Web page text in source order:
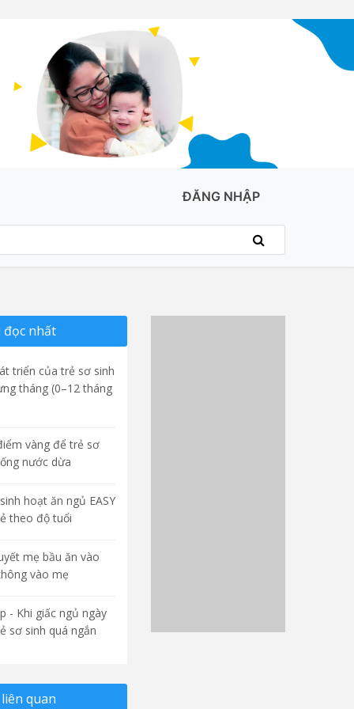
ĐĂNG NHẬP
nhất
triển của trẻ sơ sinh
tháng (0–12 tháng
vàng để trẻ sơ
nước dừa
hoạt ăn ngủ EASY
theo độ tuổi
mẹ bầu ăn vào
vào mẹ
- Khi giấc ngủ ngày
sơ sinh quá ngắn
quan